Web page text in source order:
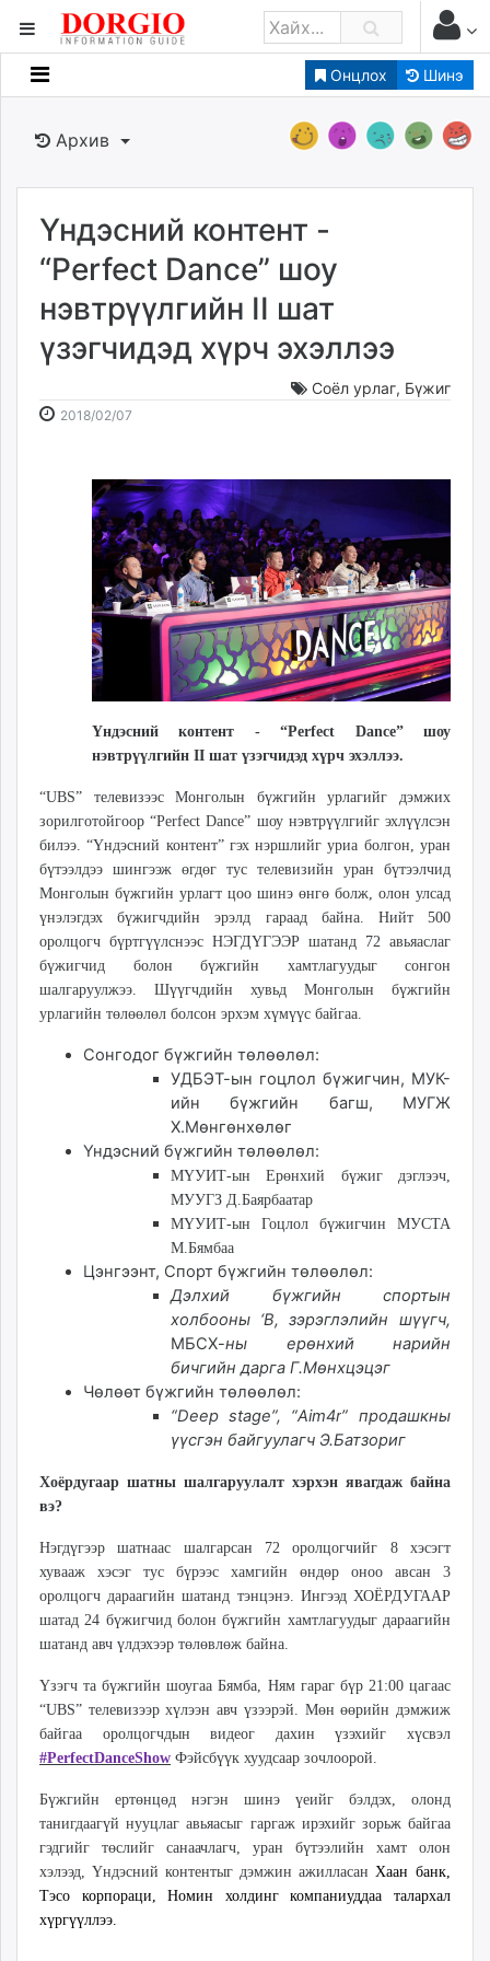
Онцлох Шинэ
Мэдээллийн
Банк санхүү
Бизнес ААН
Төрийн
Нийслэлийн
dorgio.mn
Gogo.mn
caak.mn
news.mn
zindaa.mn
24tsag.mn
shuud.mn
ergelt.mn
today.mn
mminfo.mn
ugluu.mn
urlag.mn
unen.mn
asu.mn
shudarga.mn
shuurhai.mn
unuudur.mn
isee.mn
mglradio.com
unegui.mn
paparazzi.mn
Архив
Үндэсний контент -
“Perfect Dance” шоу
нэвтрүүлгийн II шат
үзэгчидэд хүрч эхэллээ
Соёл урлаг, Бүжиг
2018/02/07
12:50:15
13:32:24
Үндэсний контент - “Perfect Dance” шоу
нэвтрүүлгийн II шат үзэгчидэд хүрч эхэллээ.
“UBS” телевизээс Монголын бүжгийн урлагийг дэмжих
зорилготойгоор “Perfect Dance” шоу нэвтрүүлгийг эхлүүлсэн
билээ. “Үндэсний контент” гэх нэршлийг уриа болгон, уран
бүтээлдээ шингээж өгдөг тус телевизийн уран бүтээлчид
Монголын бүжгийн урлагт цоо шинэ өнгө болж, олон улсад
үнэлэгдэх бүжигчдийн эрэлд гараад байна. Нийт 500
оролцогч бүртгүүлснээс НЭГДҮГЭЭР шатанд 72 авьяаслаг
бүжигчид болон бүжгийн хамтлагуудыг сонгон
шалгаруулжээ. Шүүгчдийн хувьд Монголын бүжгийн
урлагийн төлөөлөл болсон эрхэм хүмүүс байгаа.
Сонгодог бүжгийн төлөөлөл:
УДБЭТ-ын гоцлол бүжигчин, МУК-
ийн
бүжгийн багш, МУГЖ
Х.Мөнгөнхөлөг
Үндэсний бүжгийн төлөөлөл:
МҮУИТ-ын Ерөнхий бүжиг дэглээч,
МУУГЗ Д.Баярбаатар
МҮУИТ-ын Гоцлол бүжигчин МУСТА
М.Бямбаа
Цэнгээнт, Спорт бүжгийн төлөөлөл:
Дэлхий бүжгийн спортын
холбооны ‘B, зэрэглэлийн шүүгч,
МБСХ-ны ерөнхий нарийн
бичгийн дарга Г.Мөнхцэцэг
Чөлөөт бүжгийн төлөөлөл:
“Deep stage”, “Aim4r” продашкны
үүсгэн байгуулагч Э.Батзориг
Хоёрдугаар шатны шалгаруулалт хэрхэн явагдаж байна
вэ?
Нэгдүгээр шатнаас шалгарсан 72 оролцогчийг 8 хэсэгт
хувааж хэсэг тус бүрээс хамгийн өндөр оноо авсан 3
оролцогч дараагийн шатанд тэнцэнэ. Ингээд ХОЁРДУГААР
шатад 24 бүжигчид болон бүжгийн хамтлагуудыг дараагийн
шатанд авч үлдэхээр төлөвлөж байна.
Үзэгч та бүжгийн шоугаа Бямба, Ням гараг бүр 21:00 цагаас
“UBS” телевизээр хүлээн авч үзээрэй. Мөн өөрийн дэмжиж
байгаа оролцогчдын видеог дахин үзэхийг хүсвэл
#PerfectDanceShow Фэйсбүүк хуудсаар зочлоорой.
Бүжгийн ертөнцөд нэгэн шинэ үеийг бэлдэх, олонд
танигдаагүй нууцлаг авьяасыг гаргаж ирэхийг зорьж байгаа
гэдгийг төслийг санаачлагч, уран бүтээлийн хамт олон
хэлээд, Үндэсний контентыг дэмжин ажилласан Хаан банк,
Тэсо корпораци, Номин холдинг компаниуддаа талархал
хүргүүллээ.